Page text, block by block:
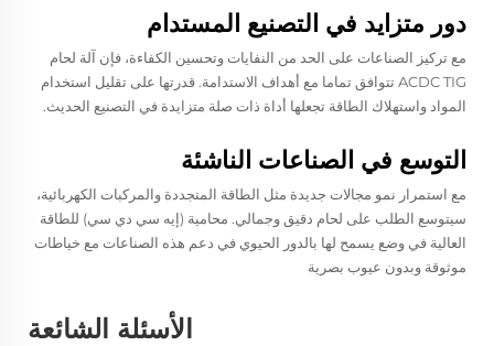
دور متزايد في التصنيع المستدام
مع تركيز الصناعات على الحد من النفايات وتحسين الكفاءة، فإن آلة لحام
ACDC TIG تتوافق تماما مع أهداف الاستدامة. قدرتها على تقليل استخدام
المواد واستهلاك الطاقة تجعلها أداة ذات صلة متزايدة في التصنيع الحديث.
التوسع في الصناعات الناشئة
مع استمرار نمو مجالات جديدة مثل الطاقة المتجددة والمركبات الكهربائية،
سيتوسع الطلب على لحام دقيق وجمالي. محامية (إيه سي دي سي) للطاقة
العالية في وضع يسمح لها بالدور الحيوي في دعم هذه الصناعات مع خياطات
موثوقة وبدون عيوب بصرية
الأسئلة الشائعة